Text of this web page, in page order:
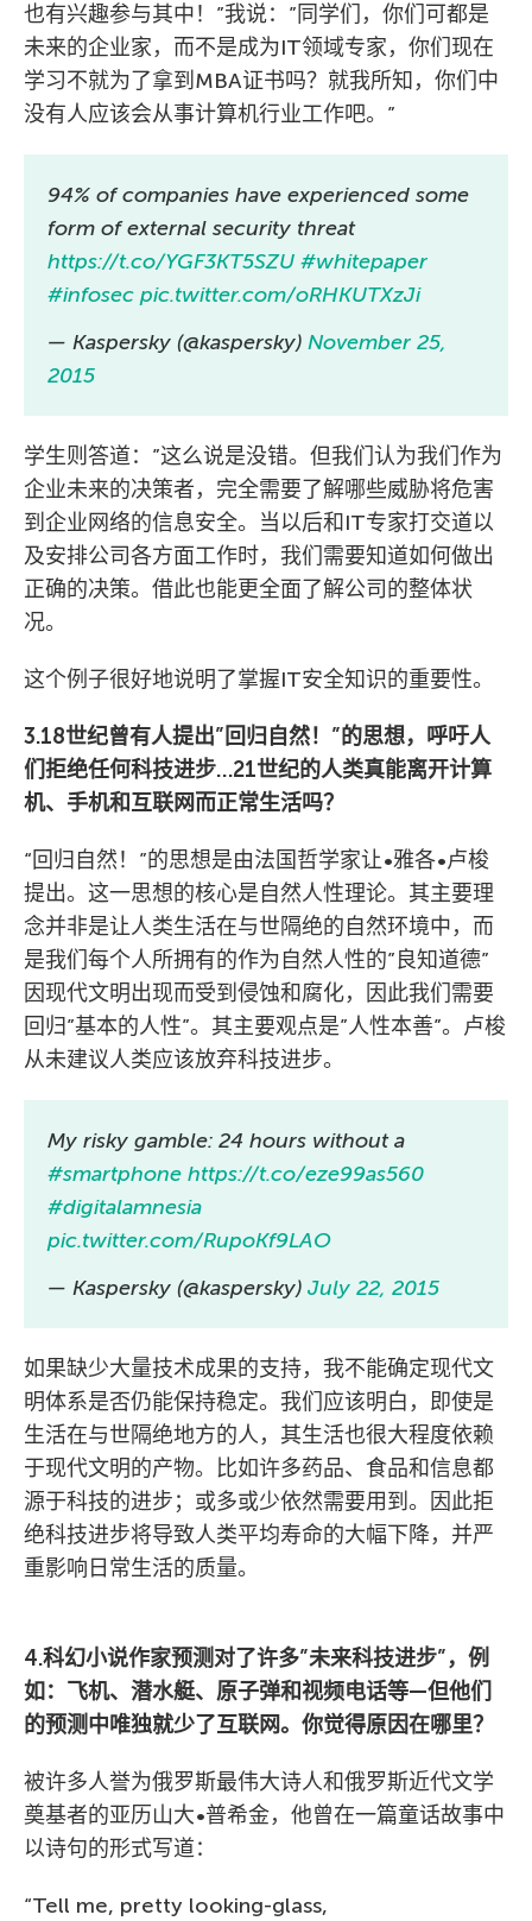
也有兴趣参与其中！”我说：”同学们，你们可都是
未来的企业家，而不是成为IT领域专家，你们现在
学习不就为了拿到MBA证书吗？就我所知，你们中
没有人应该会从事计算机行业工作吧。”
94% of companies have experienced some
form of external security threat
https://t.co/YGF3KT5SZU #whitepaper
#infosec pic.twitter.com/oRHKUTXzJi
— Kaspersky (@kaspersky) November 25,
2015
学生则答道：”这么说是没错。但我们认为我们作为
企业未来的决策者，完全需要了解哪些威胁将危害
到企业网络的信息安全。当以后和IT专家打交道以
及安排公司各方面工作时，我们需要知道如何做出
正确的决策。借此也能更全面了解公司的整体状
况。
这个例子很好地说明了掌握IT安全知识的重要性。
3.18世纪曾有人提出”回归自然！”的思想，呼吁人
们拒绝任何科技进步…21世纪的人类真能离开计算
机、手机和互联网而正常生活吗？
“回归自然！”的思想是由法国哲学家让•雅各•卢梭
提出。这一思想的核心是自然人性理论。其主要理
念并非是让人类生活在与世隔绝的自然环境中，而
是我们每个人所拥有的作为自然人性的”良知道德”
因现代文明出现而受到侵蚀和腐化，因此我们需要
回归”基本的人性”。其主要观点是”人性本善”。卢梭
从未建议人类应该放弃科技进步。
My risky gamble: 24 hours without a
#smartphone https://t.co/eze99as560
#digitalamnesia
pic.twitter.com/RupoKf9LAO
— Kaspersky (@kaspersky) July 22, 2015
如果缺少大量技术成果的支持，我不能确定现代文
明体系是否仍能保持稳定。我们应该明白，即使是
生活在与世隔绝地方的人，其生活也很大程度依赖
于现代文明的产物。比如许多药品、食品和信息都
源于科技的进步；或多或少依然需要用到。因此拒
绝科技进步将导致人类平均寿命的大幅下降，并严
重影响日常生活的质量。
4.科幻小说作家预测对了许多”未来科技进步”，例
如：飞机、潜水艇、原子弹和视频电话等—但他们
的预测中唯独就少了互联网。你觉得原因在哪里？
被许多人誉为俄罗斯最伟大诗人和俄罗斯近代文学
奠基者的亚历山大•普希金，他曾在一篇童话故事中
以诗句的形式写道：
“Tell me, pretty looking-glass,